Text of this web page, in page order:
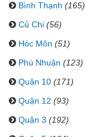
Bình Thạnh (165)
Củ Chi (56)
Hóc Môn (51)
Phú Nhuận (123)
Quận 10 (171)
Quận 12 (93)
Quận 3 (192)